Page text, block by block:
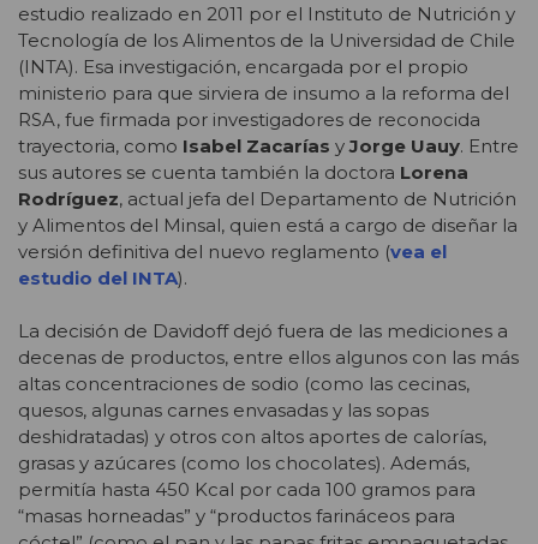
estudio realizado en 2011 por el Instituto de Nutrición y
Tecnología de los Alimentos de la Universidad de Chile
(INTA). Esa investigación, encargada por el propio
ministerio para que sirviera de insumo a la reforma del
RSA, fue firmada por investigadores de reconocida
trayectoria, como Isabel Zacarías yJorge Uauy. Entre
sus autores se cuenta también la doctora Lorena
Rodríguez, actual jefa del Departamento de Nutrición
y Alimentos del Minsal, quien está a cargo de diseñar la
versión definitiva del nuevo reglamento (vea el
estudio del INTA).
La decisión de Davidoff dejó fuera de las mediciones a
decenas de productos, entre ellos algunos con las más
altas concentraciones de sodio (como las cecinas,
quesos, algunas carnes envasadas y las sopas
deshidratadas) y otros con altos aportes de calorías,
grasas y azúcares (como los chocolates). Además,
permitía hasta 450 Kcal por cada 100 gramos para
“masas horneadas” y “productos farináceos para